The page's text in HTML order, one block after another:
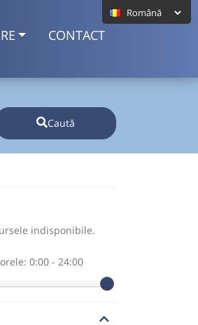
CONTACT
Caută
indisponibile.
0:00 - 24:00